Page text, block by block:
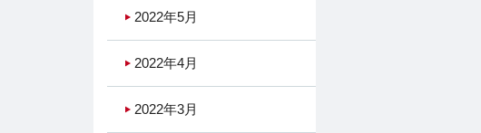
2022年5月
2022年4月
2022年3月